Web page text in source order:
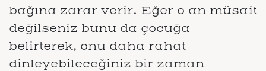
bağına zarar verir. Eğer o an müsait
değilseniz bunu da çocuğa
belirterek, onu daha rahat
dinleyebileceğiniz bir zaman